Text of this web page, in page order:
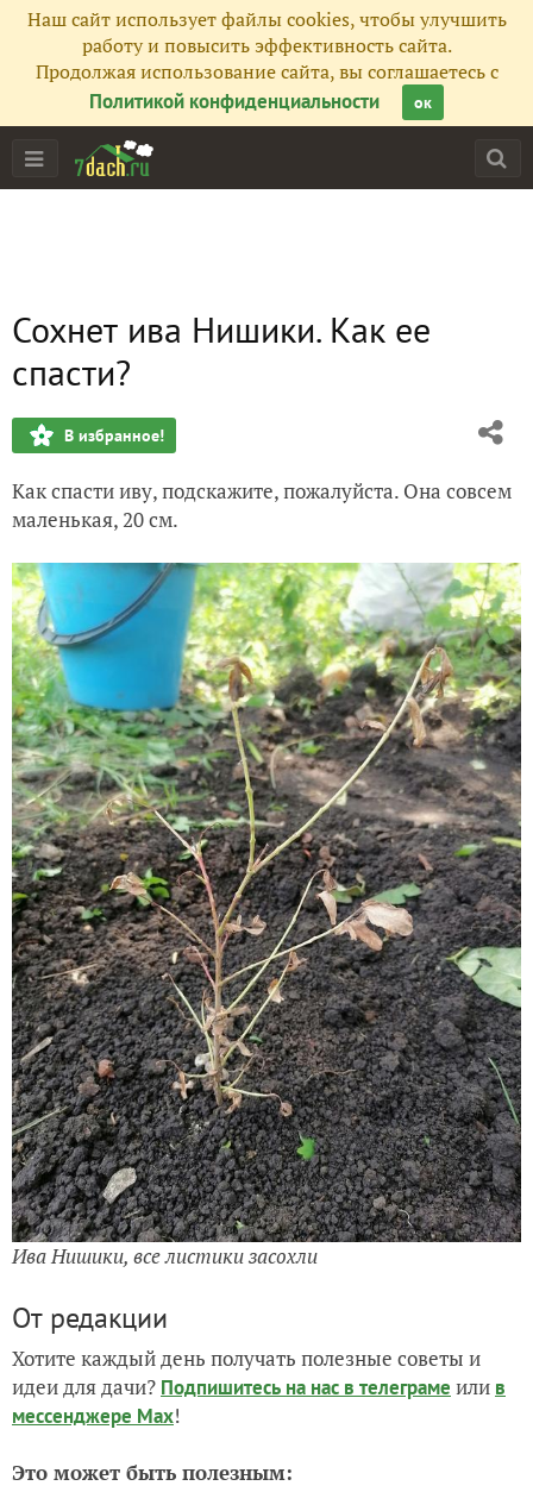
Наш сайт использует файлы cookies, чтобы улучшить
работу и повысить эффективность сайта.
Продолжая использование сайта, вы соглашаетесь с
Политикой конфиденциальности
ок
Сохнет ива Нишики. Как ее
спасти?
В избранное!
Как спасти иву, подскажите, пожалуйста. Она совсем
маленькая, 20 см.
Ива Нишики, все листики засохли
От редакции
Хотите каждый день получать полезные советы и
идеи для дачи? Подпишитесь на нас в телеграме или в
мессенджере Max!
Это может быть полезным: